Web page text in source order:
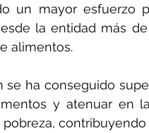
un mayor
la entidad más
alimentos.
se ha conseguido
y atenuar en